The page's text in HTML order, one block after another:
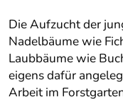
Die Aufzucht der
Nadelbäume wie
Laubbäume wie
eigens dafür
Arbeit im